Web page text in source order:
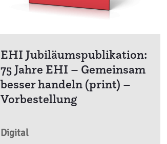
EHI Jubiläumspublikation:
75 Jahre EHI – Gemeinsam
besser handeln (print) –
Vorbestellung
Digital